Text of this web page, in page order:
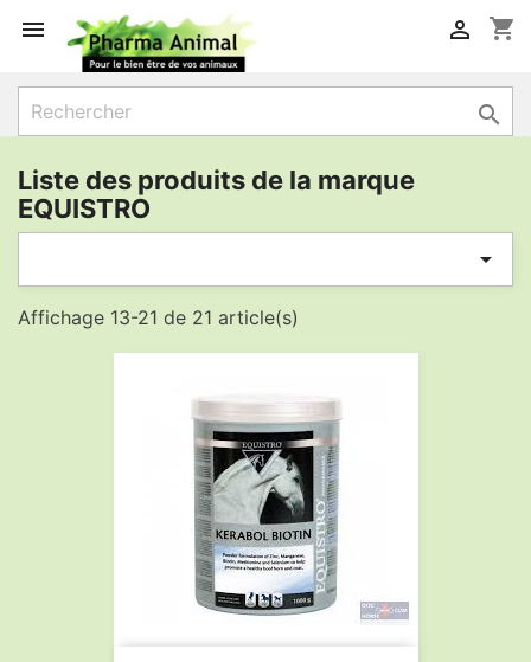
 shopping_cart


Liste des produits de la marque
EQUISTRO

Affichage 13-21 de 21 article(s)